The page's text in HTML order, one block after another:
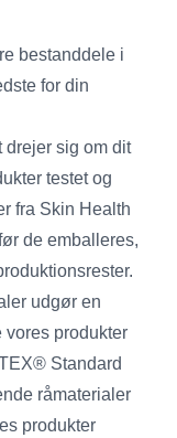
bestanddele i
for din
sig om dit
testet og
fra Skin Health
de emballeres,
udgør en
produkter
Standard
råmaterialer
produkter